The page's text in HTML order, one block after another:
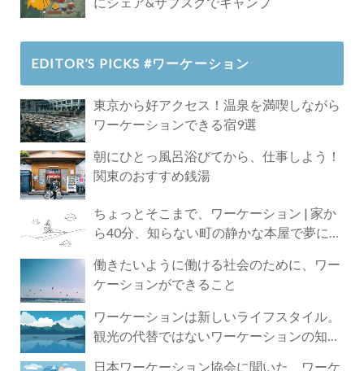
EDITOR’S PICKS #ワーケーション
東京から好アクセス！温泉を満喫しながら
ワーケーションできる宿9選
朝にひとっ風呂浴びてから、仕事しよう！
関東のおすすめ銭湯
ちょっとそこまで、ワーケーション | 家か
ら40分、知らない町の静かな本屋で夢に近
働きたいように働ける社会のために、ワー
ケーションができること
ワーケーションは新しいライフスタイル。
観光の代替ではないワーケーションの知ら
日本ワーケーション協会に聞いた、ワーケ